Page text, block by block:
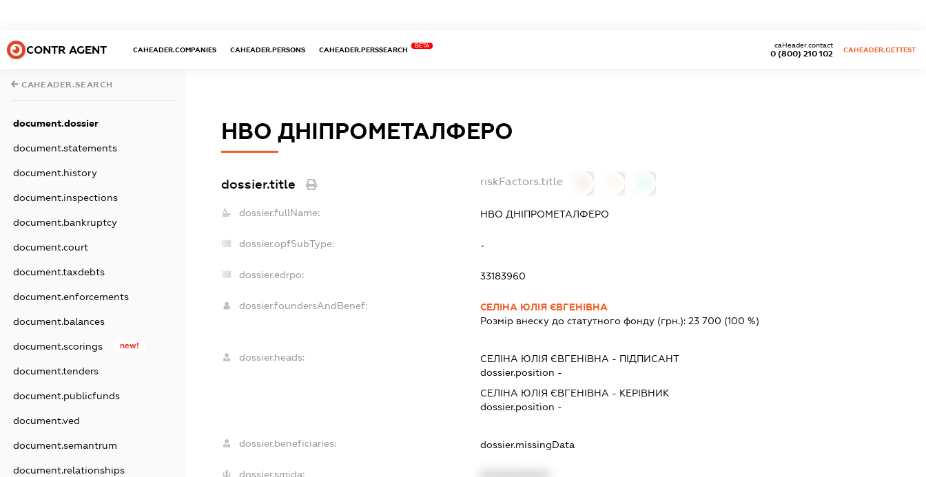
CONTR AGENT CAHEADER.COMPANIES CAHEADER.PERSONS CAHEADER.PERSSEARCH
BETA
0 (800) 210 102
caHeader.contact
CAHEADER.GETTEST
CAHEADER.SEARCH
document.dossier
document.statements
document.history
document.inspections
document.bankruptcy
document.court
document.taxdebts
document.enforcements
document.balances
document.scorings new!
document.tenders
document.publicfunds
document.ved
document.semantrum
document.relationships
НВО ДНІПРОМЕТАЛФЕРО
dossier.title riskFactors.title
dossier.fullName: НВО ДНІПРОМЕТАЛФЕРО
dossier.opfSubType: -
dossier.edrpo: 33183960
dossier.foundersAndBenef:
СЕЛІНА ЮЛІЯ ЄВГЕНІВНА
Розмір внеску до статутного фонду (грн.):23 700 (100 %)
dossier.heads: СЕЛІНА ЮЛІЯ ЄВГЕНІВНА - ПІДПИСАНТ
dossier.position -
СЕЛІНА ЮЛІЯ ЄВГЕНІВНА - КЕРІВНИК
dossier.position -
dossier.beneficiaries: dossier.missingData
dossier.smida: